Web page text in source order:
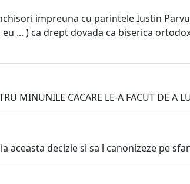
impreuna cu parintele Iustin
... ) ca drept dovada ca biserica
MINUNILE CACARE LE-A FACUT DE A
decizie si sa l canonizeze pe